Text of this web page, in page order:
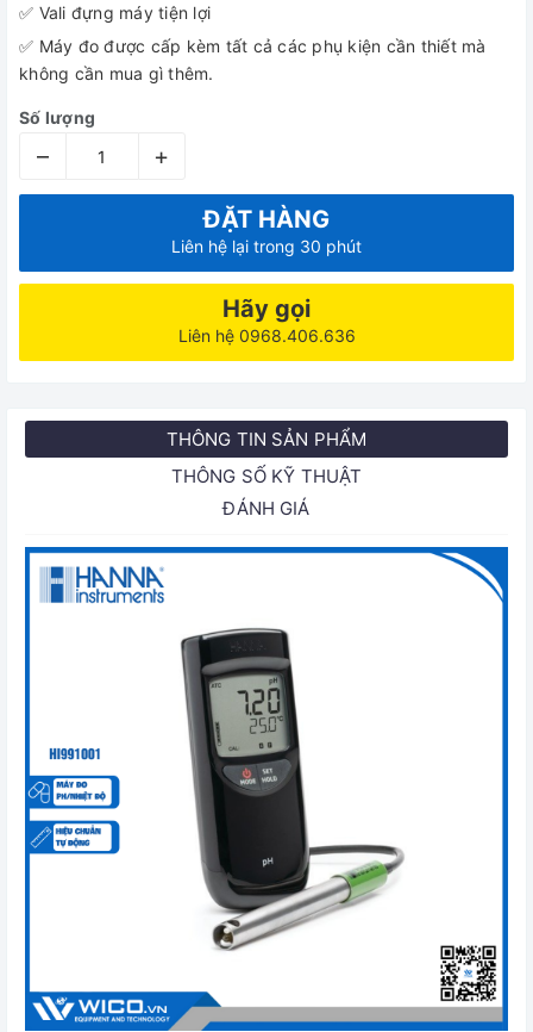
✅ Vali đựng máy tiện lợi
✅ Máy đo được cấp kèm tất cả các phụ kiện cần thiết mà
không cần mua gì thêm.
Số lượng
– +
ĐẶT HÀNG
Liên hệ lại trong 30 phút
Hãy gọi
Liên hệ 0968.406.636
THÔNG TIN SẢN PHẨM
THÔNG SỐ KỸ THUẬT
ĐÁNH GIÁ